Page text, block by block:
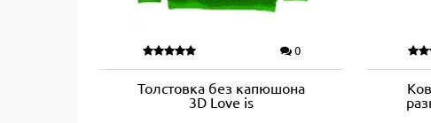
0
Толстовка без капюшона
3D Love is